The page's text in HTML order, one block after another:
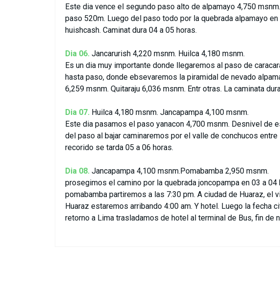
Este dia vence el segundo paso alto de alpamayo 4,750
paso 520m. Luego del paso todo por la quebrada alpamayo
huishcash. Caminat dura 04 a 05 horas.
Dia 06. Jancarurish 4,220 msnm. Huilca 4,180 msnm.
Es un dia muy importante donde llegaremos al paso de
hasta paso, donde ebsevaremos la piramidal de nevado
6,259 msnm. Quitaraju 6,036 msnm. Entr otras. La caminata
Dia 07. Huilca 4,180 msnm. Jancapampa 4,100 msnm.
Este dia pasamos el paso yanacon 4,700 msnm. Desnivel de
del paso al bajar caminaremos por el valle de conchucos
recorido se tarda 05 a 06 horas.
Dia 08. Jancapampa 4,100 msnm.Pomabamba 2,950 msnm.
prosegimos el camino por la quebrada joncopampa en 03 a
pomabamba partiremos a las 7:30 pm. A ciudad de Huaraz, el
Huaraz estaremos arribando 4:00 am. Y hotel. Luego la fecha
retorno a Lima trasladamos de hotel al terminal de Bus, fin de